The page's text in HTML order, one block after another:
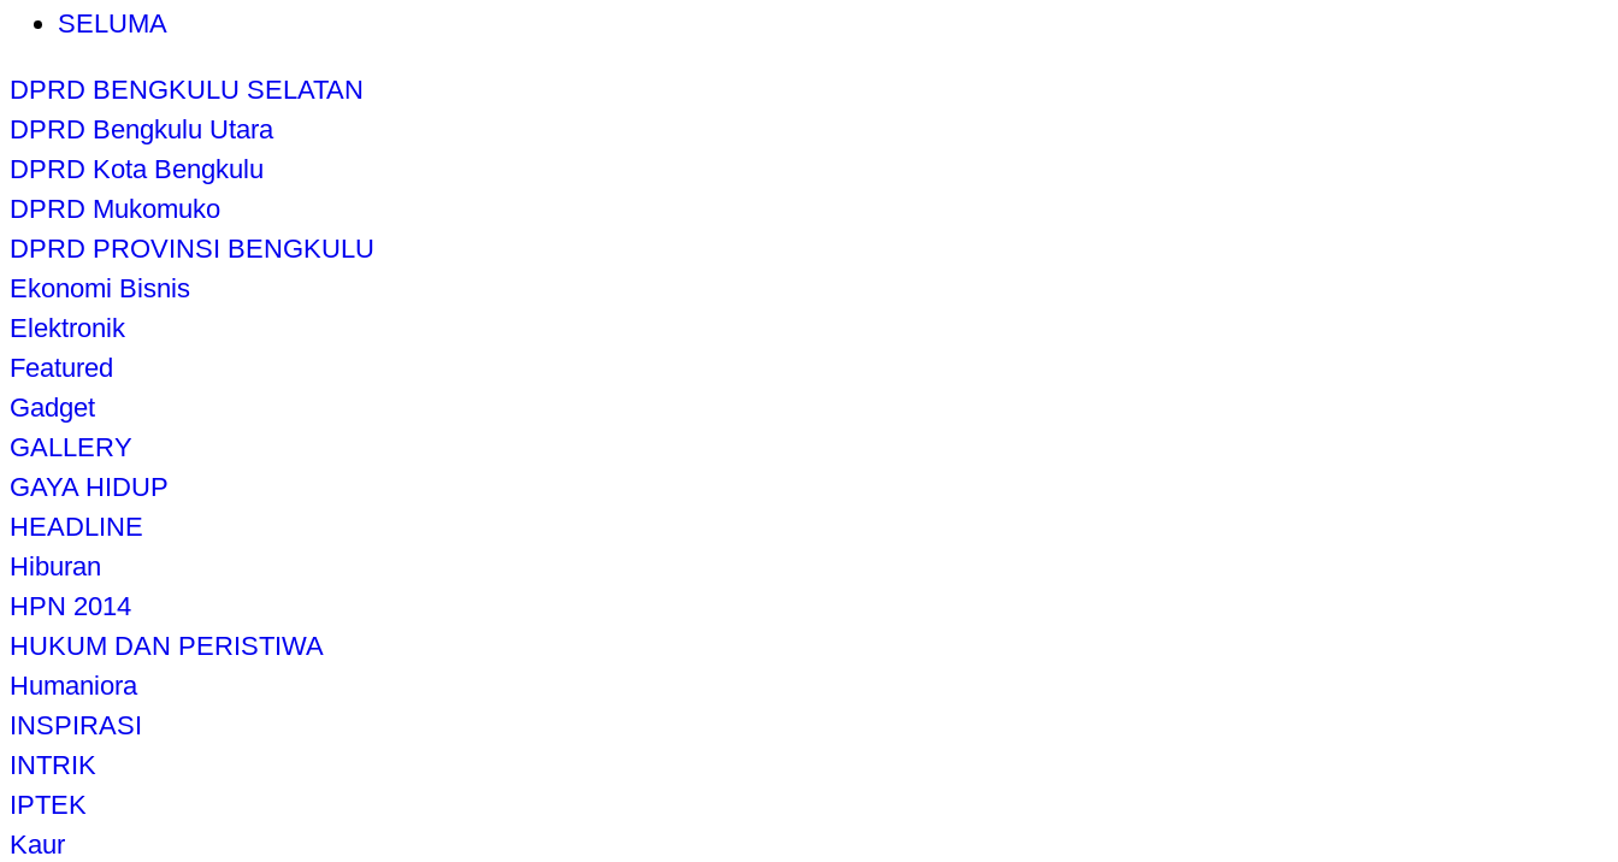
SELUMA
DPRD BENGKULU SELATAN
DPRD Bengkulu Utara
DPRD Kota Bengkulu
DPRD Mukomuko
DPRD PROVINSI BENGKULU
Ekonomi Bisnis
Elektronik
Featured
Gadget
GALLERY
GAYA HIDUP
HEADLINE
Hiburan
HPN 2014
HUKUM DAN PERISTIWA
Humaniora
INSPIRASI
INTRIK
IPTEK
Kaur